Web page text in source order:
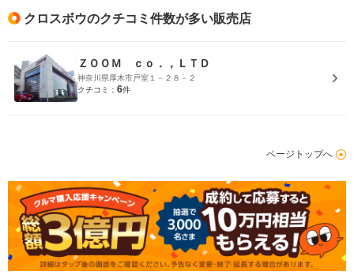
クロスボウのクチコミ件数が多い販売店
ＺＯＯＭ ｃｏ．，ＬＴＤ
神奈川県厚木市戸室１－２８－２
クチコミ： 6件
ページトップへ